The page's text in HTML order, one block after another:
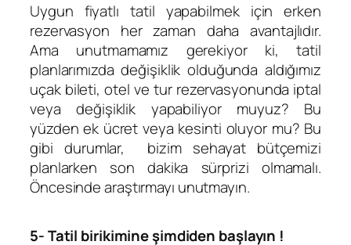
Uygun fiyatlı tatil yapabilmek için erken
rezervasyon her zaman daha avantajlıdır.
Ama unutmamamız gerekiyor ki, tatil
planlarımızda değişiklik olduğunda aldığımız
uçak bileti, otel ve tur rezervasyonunda iptal
veya değişiklik yapabiliyor muyuz? Bu
yüzden ek ücret veya kesinti oluyor mu? Bu
gibi durumlar, bizim sehayat bütçemizi
planlarken son dakika sürprizi olmamalı.
Öncesinde araştırmayı unutmayın.
5- Tatil birikimine şimdiden başlayın !